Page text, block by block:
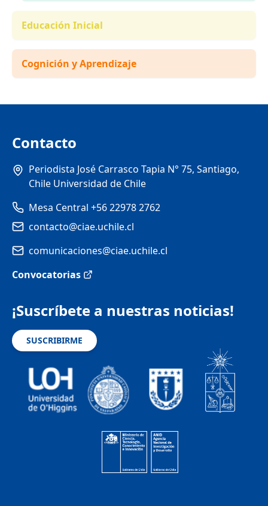
Educación Inicial
Cognición y Aprendizaje
Contacto
Periodista José Carrasco Tapia N° 75, Santiago,
Chile Universidad de Chile
Mesa Central +56 22978 2762
contacto@ciae.uchile.cl
comunicaciones@ciae.uchile.cl
Convocatorias
¡Suscríbete a nuestras noticias!
SUSCRIBIRME